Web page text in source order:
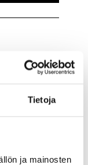
Tietoja
ja mainosten